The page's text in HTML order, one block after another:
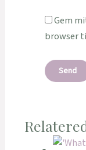
Gem
browser